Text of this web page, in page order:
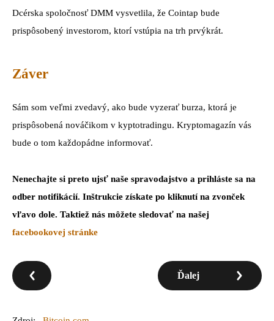
Dcérska spoločnosť DMM vysvetlila, že Cointap bude
prispôsobený investorom, ktorí vstúpia na trh prvýkrát.
Záver
Sám som veľmi zvedavý, ako bude vyzerať burza, ktorá je
prispôsobená nováčikom v kyptotradingu. Kryptomagazín vás
bude o tom každopádne informovať.
Nenechajte si preto ujsť naše spravodajstvo a prihláste sa na
odber notifikácií. Inštrukcie získate po kliknutí na zvonček
vľavo dole. Taktiež nás môžete sledovať na našej
facebookovej stránke
Ďalej